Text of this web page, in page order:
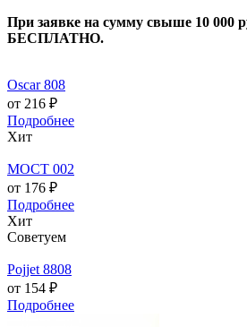
При заявке на сумму свыше 10 000
БЕСПЛАТНО.
Oscar 808
от 216 ₽
Подробнее
Хит
МОСТ 002
от 176 ₽
Подробнее
Хит
Советуем
Pojjet 8808
от 154 ₽
Подробнее